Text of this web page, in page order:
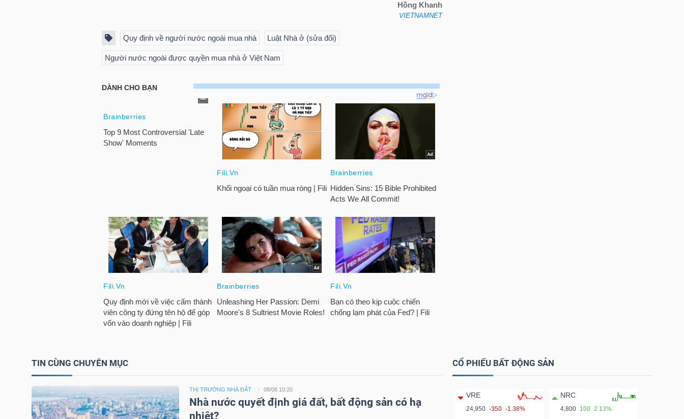
Hồng Khanh
VIETNAMNET
Quy định về người nước ngoài mua nhà Luật Nhà ở (sửa đổi)
Người nước ngoài được quyền mua nhà ở Việt Nam
TIN CÙNG CHUYÊN MỤC
THỊ TRƯỜNG NHÀ ĐẤT 08/08 10:20
Nhà nước quyết định giá đất, bất động sản có hạ
nhiệt?
CỔ PHIẾU BẤT ĐỘNG SẢN
VRE
24,950 -350 -1.38%
NRC
4,800 100 2.13%
TIÊU
KHÔNG
THIẾT